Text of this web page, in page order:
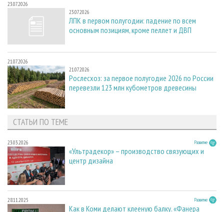
23.07.2026
23.07.2026
ЛПК в первом полугодии: падение по всем
основным позициям, кроме пеллет и ДВП
21.07.2026
21.07.2026
Рослесхоз: за первое полугодие 2026 по России
перевезли 123 млн кубометров древесины
СТАТЬИ ПО ТЕМЕ
23.03.2026 Развитие
«Ультрадекор» – производство связующих и
центр дизайна
28.11.2025 Развитие
Как в Коми делают клееную балку. «Фанера